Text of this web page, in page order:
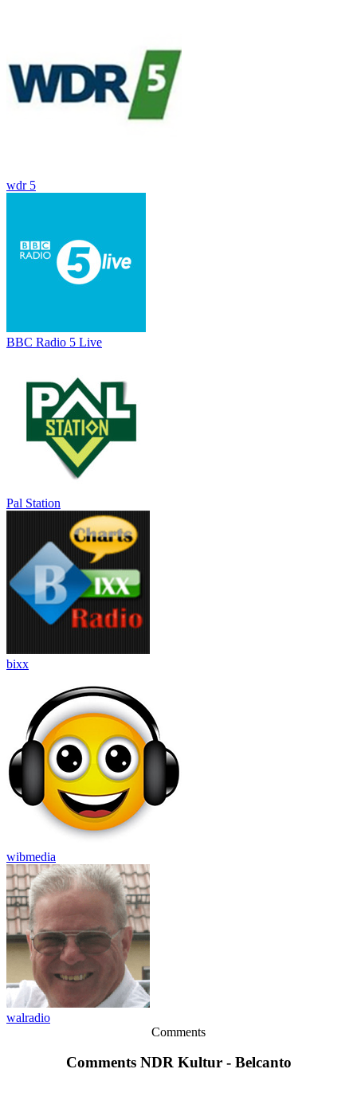
wdr 5
BBC Radio 5 Live
Pal Station
bixx
wibmedia
walradio
Comments
Comments NDR Kultur - Belcanto